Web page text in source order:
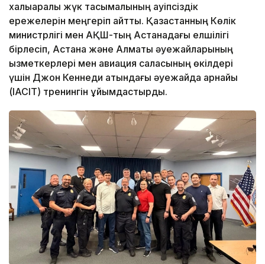
халықаралық жүк тасымалының қауіпсіздік
ережелерін меңгеріп қайтты. Қазақстанның Көлік
министрлігі мен АҚШ-тың Астанадағы елшілігі
бірлесіп, Астана және Алматы әуежайларының
қызметкерлері мен авиация саласының өкілдері
үшін Джон Кеннеди атындағы әуежайда арнайы
(IACIT) тренингін ұйымдастырды.